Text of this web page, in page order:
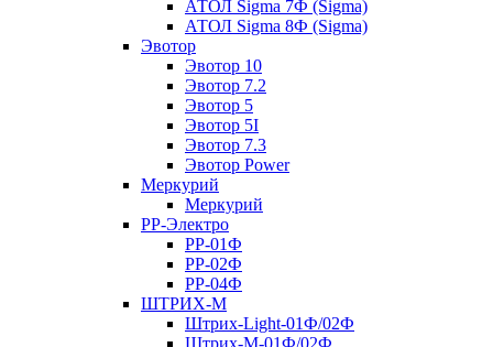
АТОЛ Sigma 7Ф (Sigma)
АТОЛ Sigma 8Ф (Sigma)
Эвотор
Эвотор 10
Эвотор 7.2
Эвотор 5
Эвотор 5I
Эвотор 7.3
Эвотор Power
Меркурий
Меркурий
РР-Электро
РР-01Ф
РР-02Ф
РР-04Ф
ШТРИХ-М
Штрих-Light-01Ф/02Ф
Штрих-М-01Ф/02Ф